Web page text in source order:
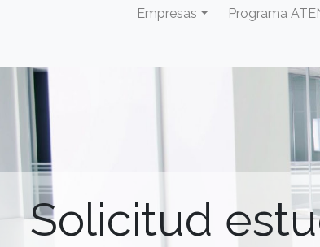
Empresas Programa
Solicitud